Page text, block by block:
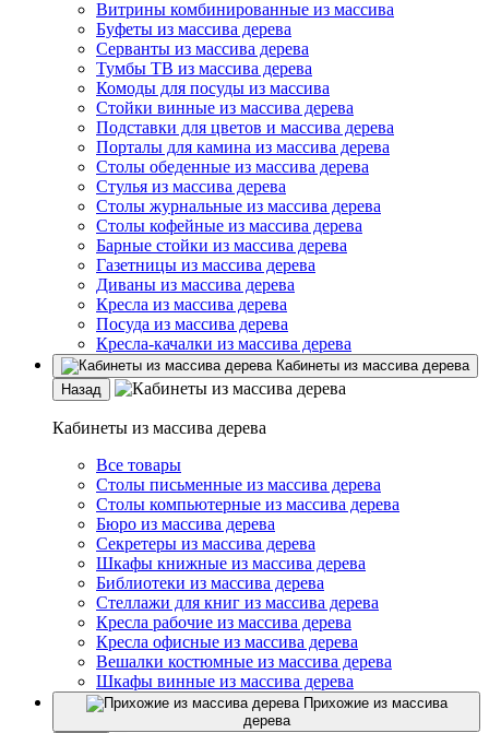
Витрины комбинированные из массива
Буфеты из массива дерева
Серванты из массива дерева
Тумбы ТВ из массива дерева
Комоды для посуды из массива
Стойки винные из массива дерева
Подставки для цветов и массива дерева
Порталы для камина из массива дерева
Столы обеденные из массива дерева
Стулья из массива дерева
Столы журнальные из массива дерева
Столы кофейные из массива дерева
Барные стойки из массива дерева
Газетницы из массива дерева
Диваны из массива дерева
Кресла из массива дерева
Посуда из массива дерева
Кресла-качалки из массива дерева
Кабинеты из массива дерева
Назад
Кабинеты из массива дерева
Все товары
Столы письменные из массива дерева
Столы компьютерные из массива дерева
Бюро из массива дерева
Секретеры из массива дерева
Шкафы книжные из массива дерева
Библиотеки из массива дерева
Стеллажи для книг из массива дерева
Кресла рабочие из массива дерева
Кресла офисные из массива дерева
Вешалки костюмные из массива дерева
Шкафы винные из массива дерева
Прихожие из массива
дерева